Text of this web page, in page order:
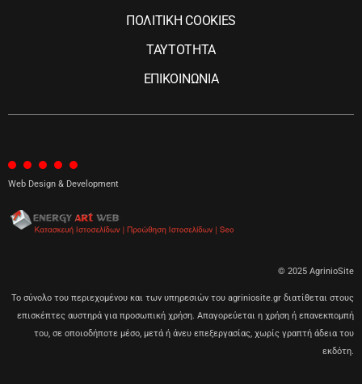
ΠΟΛΙΤΙΚΗ COOKIES
ΤΑΥΤΟΤΗΤΑ
ΕΠΙΚΟΙΝΩΝΙΑ
Web Design & Development
© 2025 AgrinioSite
Το σύνολο του περιεχομένου και των υπηρεσιών του agriniosite.gr διατίθεται στους
επισκέπτες αυστηρά για προσωπική χρήση. Απαγορεύεται η χρήση ή επανεκπομπή
του, σε οποιοδήποτε μέσο, μετά ή άνευ επεξεργασίας, χωρίς γραπτή άδεια του
εκδότη.